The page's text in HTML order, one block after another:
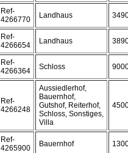
Ref-
4266770
Landhaus
Ref-
4266654
Landhaus
Ref-
4266364
Schloss
Ref-
4266248
Aussiedlerhof,
Bauernhof,
Gutshof, Reiterhof,
Schloss, Sonstiges,
Villa
Ref-
4265900
Bauernhof